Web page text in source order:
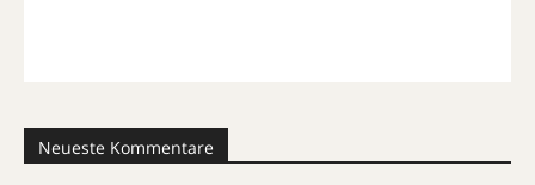
Neueste Kommentare